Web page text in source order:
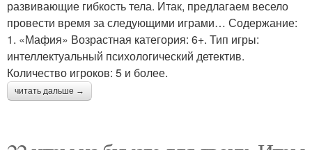
развивающие гибкость тела. Итак, предлагаем весело
провести время за следующими играми… Содержание:
1. «Мафия» Возрастная категория: 6+. Тип игры:
интеллектуальный психологический детектив.
Количество игроков: 5 и более.
читать дальше →